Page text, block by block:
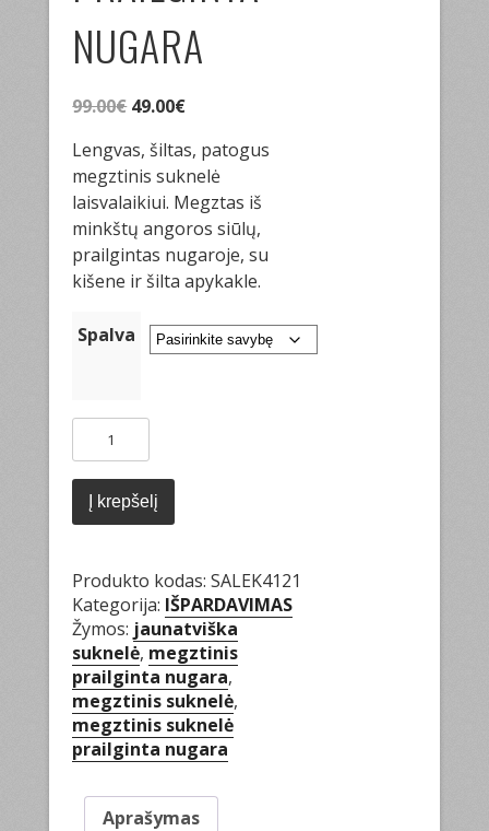
NUGARA
99.00€ Original
was:
99.00€.
49.00€Current
is:
49.00€.
Lengvas, šiltas, patogus
megztinis suknelė
laisvalaikiui. Megztas iš
minkštų angoros siūlų,
prailgintas nugaroje, su
kišene ir šilta apykakle.
Spalva
kiekis:
Megztinis
suknelė
prailginta
Į krepšelį
Produkto kodas:SALEK4121
Kategorija: IŠPARDAVIMAS
Žymos: jaunatviška
suknelė, megztinis
prailginta nugara,
megztinis suknelė,
megztinis suknelė
prailginta nugara
Aprašymas